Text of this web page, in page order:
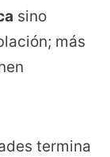
sino
más
termina